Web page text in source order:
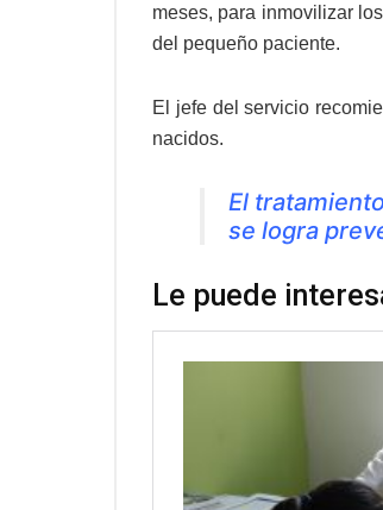
meses, para inmovilizar
del pequeño paciente.
El jefe del servicio
nacidos.
El
se logra
Le puede